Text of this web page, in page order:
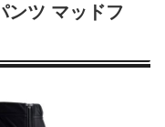
ンツ マッドフ